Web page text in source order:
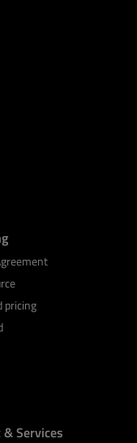
pricing
Services